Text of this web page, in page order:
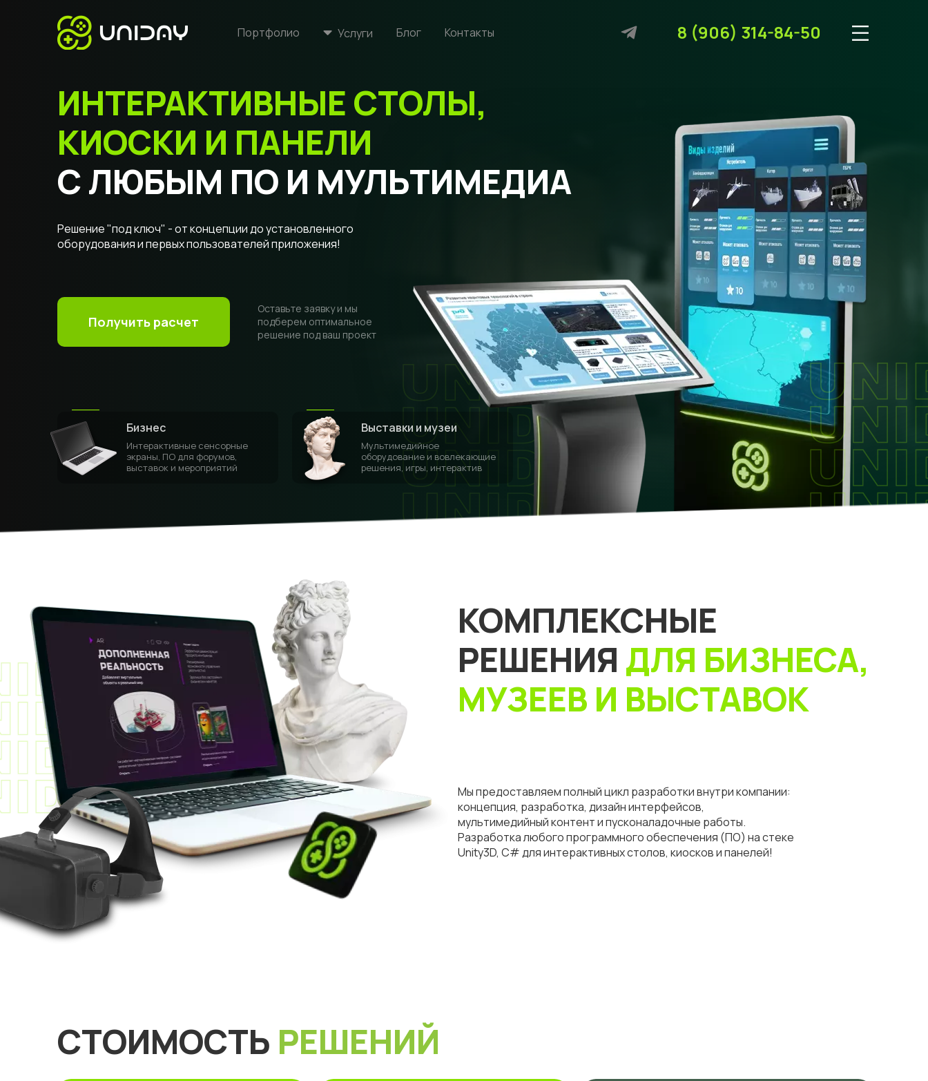
ИНТЕРАКТИВНЫЕ СТОЛЫ,
КИОСКИ И ПАНЕЛИ
С ЛЮБЫМ ПО И МУЛЬТИМЕДИА
Решение "под ключ" - от концепции до установленного
оборудования и первых пользователей приложения!
Получить расчет
Оставьте заявку и мы
подберем оптимальное
решение под ваш проект
Бизнес
Интерактивные сенсорные
экраны, ПО для форумов,
выставок и мероприятий
Выставки и музеи
Мультимедийное
оборудование и вовлекающие
решения, игры, интерактив
Портфолио Услуги Блог Контакты 8 (906) 314-84-50
КОМПЛЕКСНЫЕ
РЕШЕНИЯ ДЛЯ БИЗНЕСА,
МУЗЕЕВ И ВЫСТАВОК
Мы предоставляем полный цикл разработки внутри компании:
концепция, разработка, дизайн интерфейсов,
мультимедийный контент и пусконаладочные работы.
Разработка любого программного обеспечения (ПО) на стеке
Unity3D, C# для интерактивных столов, киосков и панелей!
СТОИМОСТЬ РЕШЕНИЙ